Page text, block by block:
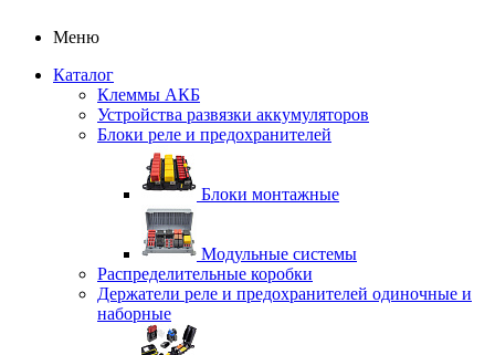
Меню
Каталог
Клеммы АКБ
Устройства развязки аккумуляторов
Блоки реле и предохранителей
Блоки монтажные
Модульные системы
Распределительные коробки
Держатели реле и предохранителей одиночные и
наборные